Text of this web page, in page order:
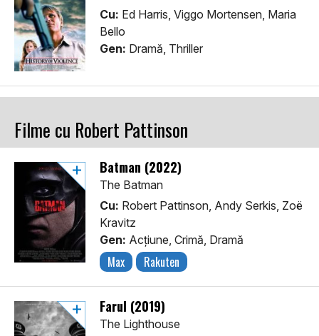
Cu: Ed Harris, Viggo Mortensen, Maria
Bello
Gen: Dramă, Thriller
Filme cu Robert Pattinson
Batman (2022)
The Batman
Cu: Robert Pattinson, Andy Serkis, Zoë
Kravitz
Gen: Acţiune, Crimă, Dramă
Max Rakuten
Farul (2019)
The Lighthouse